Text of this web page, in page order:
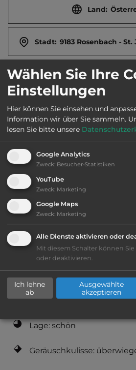
Grenznähe zu Slowenien und
Drauradweg R1.
entfernt. Touristen-/
Land:
Stadt: 9183 Rosenbach -
Straße:
E-Mail:
Telefon:
Ausstattung :
bis 30,- Euro
Lage: schön
Geräuschkulisse:
Wählen Sie Ihre
Einstellungen
Hier können Sie einsehen und
Information wir über Sie sammeln.
lesen Sie bitte unsere
Google Analytics
Zweck: Besucher-Statistiken
YouTube
Zweck: Marketing
Google Maps
Zweck: Marketing
Alle Dienste aktivieren oder
Mit diesem Schalter können
oder deaktivieren.
Ich lehne
ab
Ausgewählte
akzeptieren